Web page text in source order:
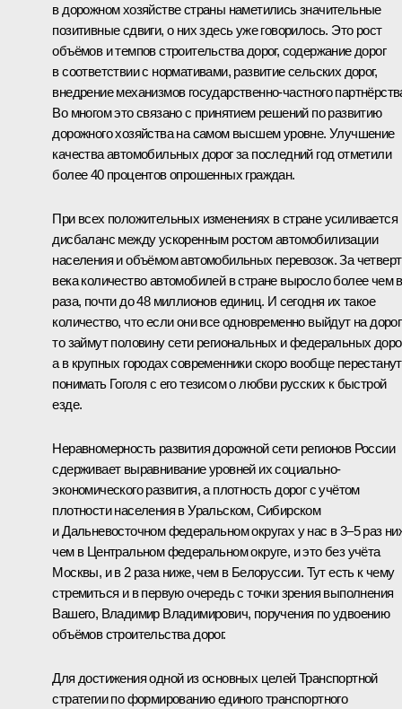
в дорожном хозяйстве страны наметились значительные
позитивные сдвиги, о них здесь уже говорилось. Это рост
объёмов и темпов строительства дорог, содержание дорог
в соответствии с нормативами, развитие сельских дорог,
внедрение механизмов государственно-частного
Во многом это связано с принятием решений по развитию
дорожного хозяйства на самом высшем уровне. Улучшение
качества автомобильных дорог за последний год отметили
более 40 процентов опрошенных граждан.
При всех положительных изменениях в стране усиливается
дисбаланс между ускоренным ростом автомобилизации
населения и объёмом автомобильных перевозок. За
века количество автомобилей в стране выросло более чем
раза, почти до 48 миллионов единиц. И сегодня их такое
количество, что если они все одновременно выйдут на
то займут половину сети региональных и федеральных
а в крупных городах современники скоро вообще перестанут
понимать Гоголя с его тезисом о любви русских к быстрой
езде.
Неравномерность развития дорожной сети регионов России
сдерживает выравнивание уровней их социально-
экономического развития, а плотность дорог с учётом
плотности населения в Уральском, Сибирском
и Дальневосточном федеральном округах у нас в 3–5 раз
чем в Центральном федеральном округе, и это без учёта
Москвы, и в 2 раза ниже, чем в Белоруссии. Тут есть к чему
стремиться и в первую очередь с точки зрения выполнения
Вашего, Владимир Владимирович, поручения по удвоению
объёмов строительства дорог.
Для достижения одной из основных целей Транспортной
стратегии по формированию единого транспортного